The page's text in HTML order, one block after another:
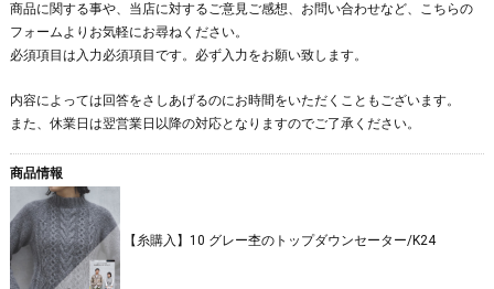
商品に関する事や、当店に対するご意見ご感想、お問い合わせなど、こちらの
フォームよりお気軽にお尋ねください。
必須項目は入力必須項目です。必ず入力をお願い致します。
内容によっては回答をさしあげるのにお時間をいただくこともございます。
また、休業日は翌営業日以降の対応となりますのでご了承ください。
商品情報
【糸購入】10 グレー杢のトップダウンセーター/K24